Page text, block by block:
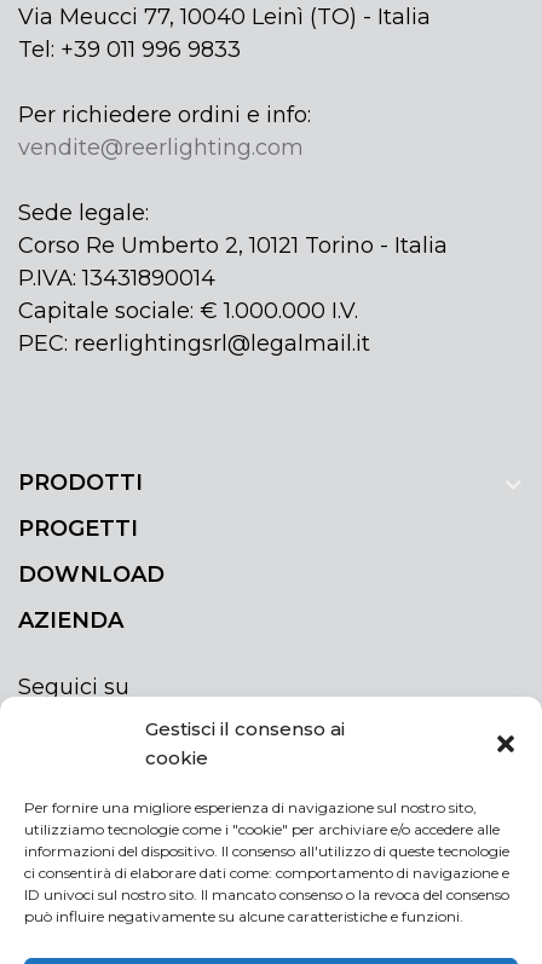
Gestisci il consenso ai
cookie
Per fornire una migliore esperienza di navigazione sul nostro sito,
utilizziamo tecnologie come i "cookie" per archiviare e/o accedere alle
informazioni del dispositivo. Il consenso all'utilizzo di queste tecnologie
ci consentirà di elaborare dati come: comportamento di navigazione e
ID univoci sul nostro sito. Il mancato consenso o la revoca del consenso
può influire negativamente su alcune caratteristiche e funzioni.
Via Meucci 77, 10040 Leinì (TO) - Italia
Tel: +39 011 996 9833
Per richiedere ordini e info:
vendite@reerlighting.com
Sede legale:
Corso Re Umberto 2, 10121 Torino - Italia
P.IVA: 13431890014
Capitale sociale: € 1.000.000 I.V.
PEC: reerlightingsrl@legalmail.it
PRODOTTI
PROGETTI
DOWNLOAD
AZIENDA
Seguici su
ISCRIVITI ALLA NEWSLETTER
Rimani sempre aggiornato iscrivendoti alla
newsletter